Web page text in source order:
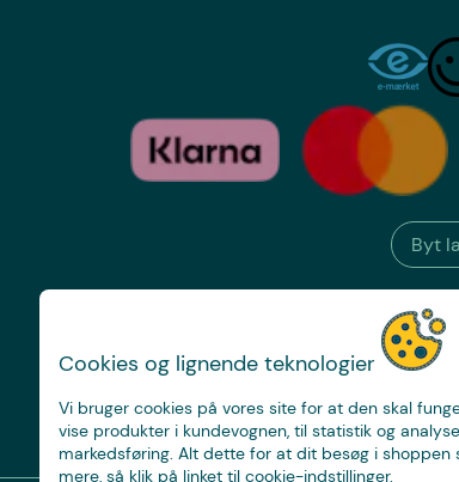
Cookies og lignende teknologier
Vi bruger cookies på vores site for at den skal
vise produkter i kundevognen, til statistik og
markedsføring. Alt dette for at dit besøg i
mere, så klik på linket til cookie-indstillinger.
Byt